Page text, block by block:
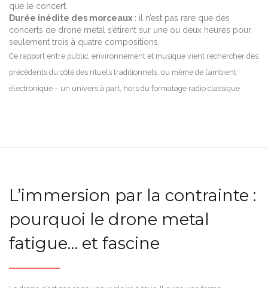
que le concert.
Durée inédite des morceaux : il n’est pas rare que des
concerts de drone metal s’étirent sur une ou deux heures pour
seulement trois à quatre compositions.
Ce rapport entre public, environnement et musique vient rechercher des
précédents du côté des rituels traditionnels, ou même de l’ambient
électronique – un univers à part, hors du formatage radio classique.
L’immersion par la contrainte :
pourquoi le drone metal
fatigue… et fascine